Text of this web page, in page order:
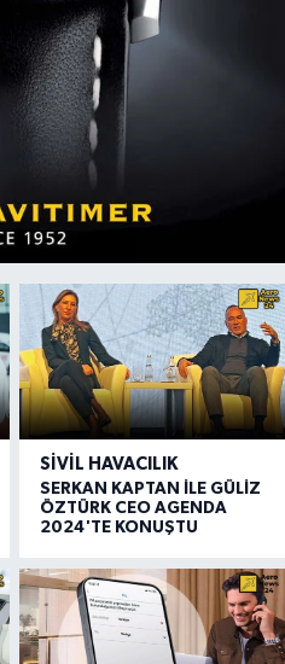
SIVIL HAVACILIK
SERKAN KAPTAN İLE GÜLİZ
ÖZTÜRK CEO AGENDA
2024'TE KONUŞTU